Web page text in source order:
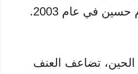
في عام 2003.
الحين، تضاعف العنف